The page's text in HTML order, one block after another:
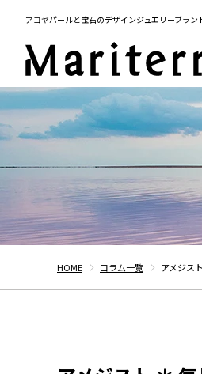
アコヤパールと宝石のデザインジュエリーブラン
HOME コラム一覧 アメジス